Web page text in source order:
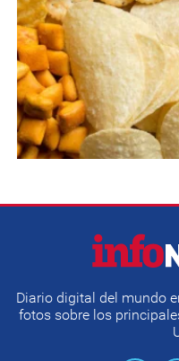
Diario digital del mundo
fotos sobre los